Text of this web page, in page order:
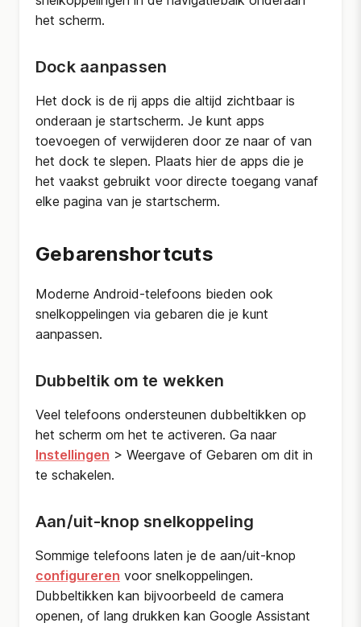
het scherm.
Dock aanpassen
Het dock is de rij apps die altijd zichtbaar is
onderaan je startscherm. Je kunt apps
toevoegen of verwijderen door ze naar of van
het dock te slepen. Plaats hier de apps die je
het vaakst gebruikt voor directe toegang vanaf
elke pagina van je startscherm.
Gebarenshortcuts
Moderne Android-telefoons bieden ook
snelkoppelingen via gebaren die je kunt
aanpassen.
Dubbeltik om te wekken
Veel telefoons ondersteunen dubbeltikken op
het scherm om het te activeren. Ga naar
Instellingen > Weergave of Gebaren om dit in
te schakelen.
Aan/uit-knop snelkoppeling
Sommige telefoons laten je de aan/uit-knop
configureren voor snelkoppelingen.
Dubbeltikken kan bijvoorbeeld de camera
openen, of lang drukken kan Google Assistant